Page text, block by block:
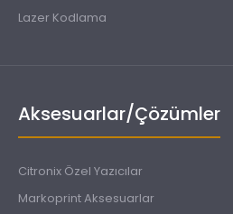
Lazer Kodlama
Aksesuarlar/Çözümler
Citronix Özel Yazıcılar
Markoprint Aksesuarlar